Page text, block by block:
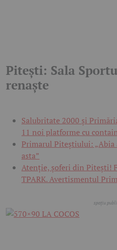
Pitești: Sala
renaște
Salubritate 2000 și
11 noi platforme cu
Primarul Piteștiului: „Abia
asta”
Atenție, șoferi din Pitești!
TPARK. Avertismentul